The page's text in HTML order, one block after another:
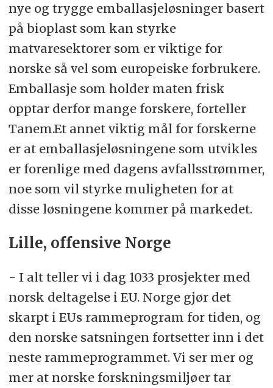
nye og trygge emballasjeløsninger basert
på bioplast som kan styrke
matvaresektorer som er viktige for
norske så vel som europeiske forbrukere.
Emballasje som holder maten frisk
opptar derfor mange forskere, forteller
Tanem.Et annet viktig mål for forskerne
er at emballasjeløsningene som utvikles
er forenlige med dagens avfallsstrømmer,
noe som vil styrke muligheten for at
disse løsningene kommer på markedet.
Lille, offensive Norge
- I alt teller vi i dag 1033 prosjekter med
norsk deltagelse i EU. Norge gjør det
skarpt i EUs rammeprogram for tiden, og
den norske satsningen fortsetter inn i det
neste rammeprogrammet. Vi ser mer og
mer at norske forskningsmiljøer tar